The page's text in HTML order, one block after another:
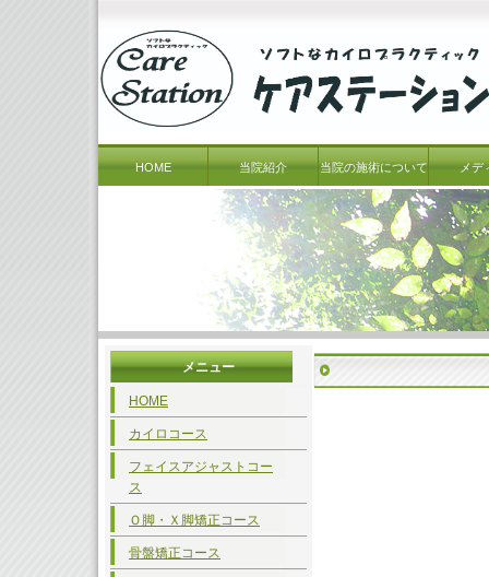
HOME 当院紹介 当院の施術について メデ
メニュー
HOME
カイロコース
フェイスアジャストコー
ス
Ｏ脚・Ｘ脚矯正コース
骨盤矯正コース